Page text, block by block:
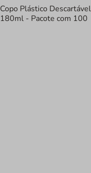
Copo Plástico
180ml - Pacote com 100